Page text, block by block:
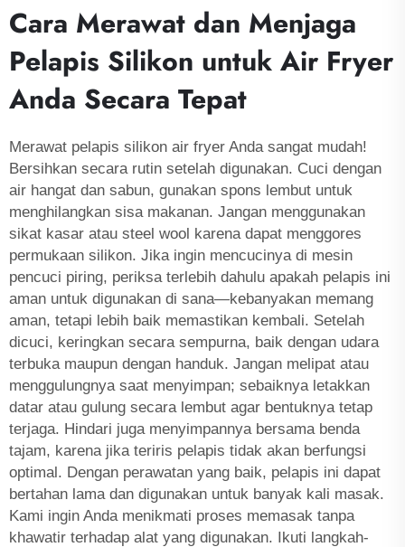
Cara Merawat dan Menjaga
Pelapis Silikon untuk Air Fryer
Anda Secara Tepat
Merawat pelapis silikon air fryer Anda sangat mudah!
Bersihkan secara rutin setelah digunakan. Cuci dengan
air hangat dan sabun, gunakan spons lembut untuk
menghilangkan sisa makanan. Jangan menggunakan
sikat kasar atau steel wool karena dapat menggores
permukaan silikon. Jika ingin mencucinya di mesin
pencuci piring, periksa terlebih dahulu apakah pelapis ini
aman untuk digunakan di sana—kebanyakan memang
aman, tetapi lebih baik memastikan kembali. Setelah
dicuci, keringkan secara sempurna, baik dengan udara
terbuka maupun dengan handuk. Jangan melipat atau
menggulungnya saat menyimpan; sebaiknya letakkan
datar atau gulung secara lembut agar bentuknya tetap
terjaga. Hindari juga menyimpannya bersama benda
tajam, karena jika teriris pelapis tidak akan berfungsi
optimal. Dengan perawatan yang baik, pelapis ini dapat
bertahan lama dan digunakan untuk banyak kali masak.
Kami ingin Anda menikmati proses memasak tanpa
khawatir terhadap alat yang digunakan. Ikuti langkah-